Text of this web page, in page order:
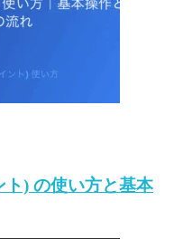
) の使い方と基本